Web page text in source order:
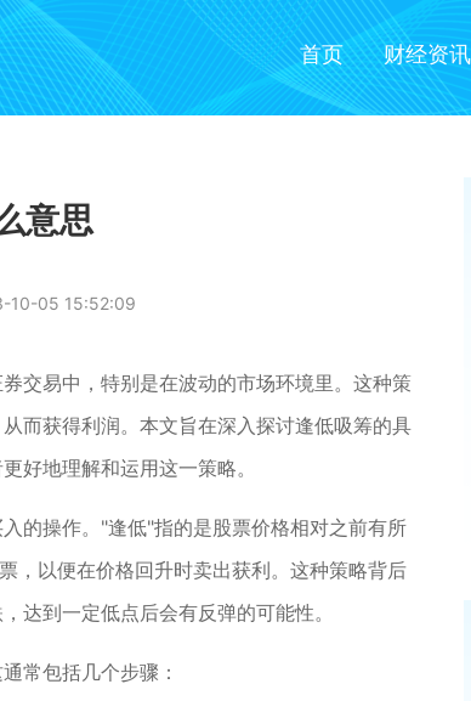
首页 财经资讯
意思
10-05 15:52:09
交易中，特别是在波动的市场环境里。这种策
而获得利润。本文旨在深入探讨逢低吸筹的具
好地理解和运用这一策略。
的操作。"逢低"指的是股票价格相对之前有所
，以便在价格回升时卖出获利。这种策略背后
达到一定低点后会有反弹的可能性。
常包括几个步骤：